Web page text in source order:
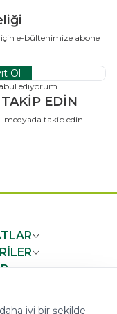
e-bültenimize abone
Ol
ediyorum.
EDİN
medyada takip edin
iyi bir şekilde